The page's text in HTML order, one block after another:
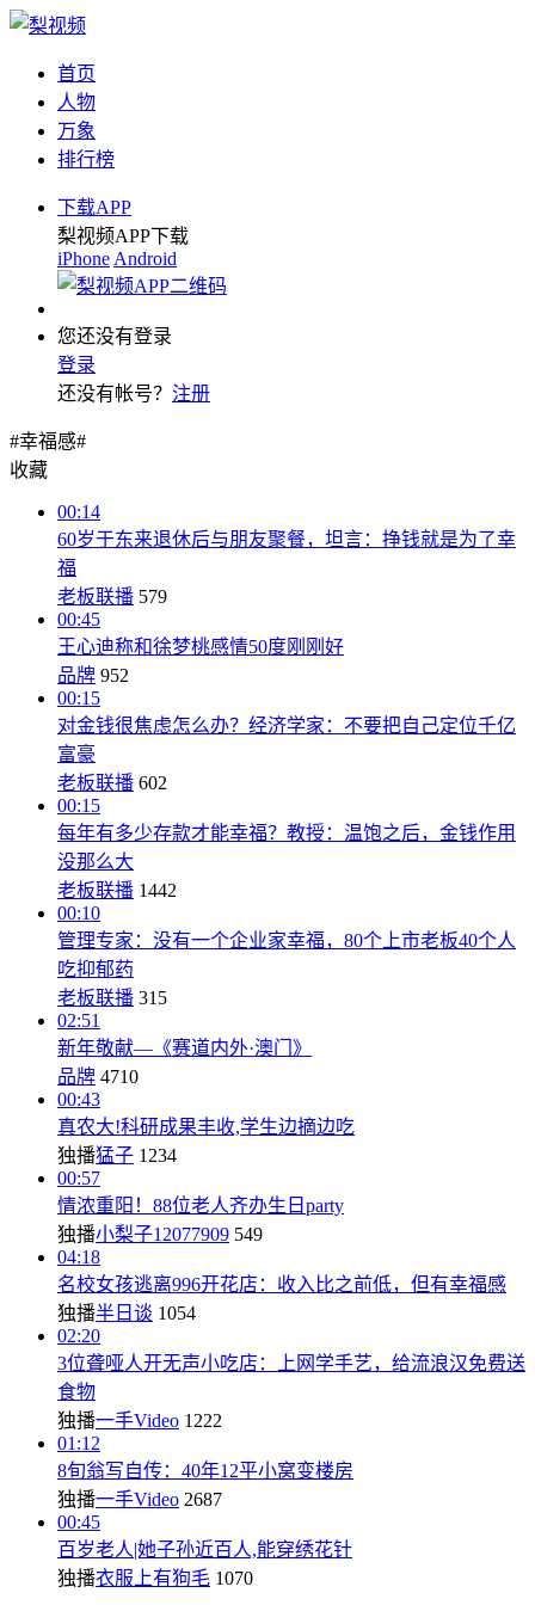
首页
人物
万象
排行榜
下载APP
梨视频APP下载
iPhone Android
您还没有登录
登录
还没有帐号？ 注册
#幸福感#
收藏
00:14
60岁于东来退休后与朋友聚餐，坦言：挣钱就是为了幸
福
老板联播 579
00:45
王心迪称和徐梦桃感情50度刚刚好
品牌 952
00:15
对金钱很焦虑怎么办？经济学家：不要把自己定位千亿
富豪
老板联播 602
00:15
每年有多少存款才能幸福？教授：温饱之后，金钱作用
没那么大
老板联播 1442
00:10
管理专家：没有一个企业家幸福，80个上市老板40个人
吃抑郁药
老板联播 315
02:51
新年敬献—《赛道内外·澳门》
品牌 4710
00:43
真农大!科研成果丰收,学生边摘边吃
独播猛子 1234
00:57
情浓重阳！88位老人齐办生日party
独播小梨子12077909 549
04:18
名校女孩逃离996开花店：收入比之前低，但有幸福感
独播半日谈 1054
02:20
3位聋哑人开无声小吃店：上网学手艺，给流浪汉免费送
食物
独播一手Video 1222
01:12
8旬翁写自传：40年12平小窝变楼房
独播一手Video 2687
00:45
百岁老人|她子孙近百人,能穿绣花针
独播衣服上有狗毛 1070